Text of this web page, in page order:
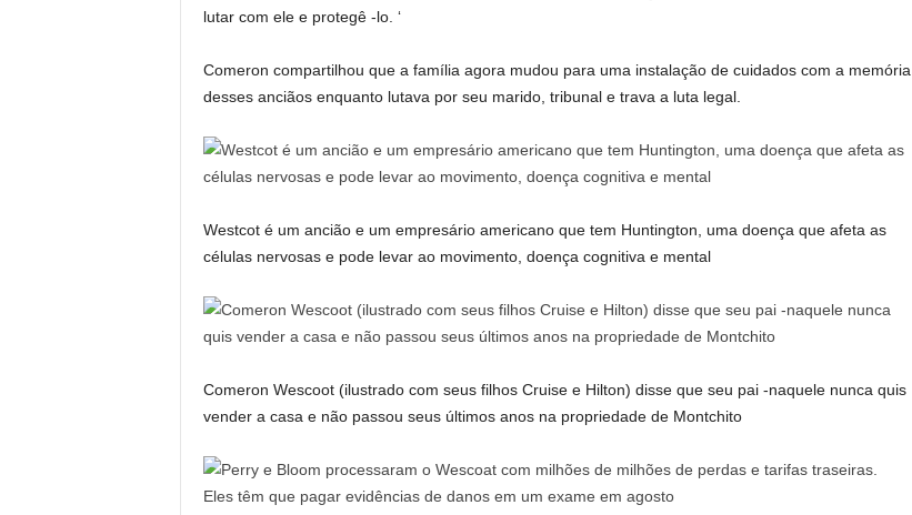
lutar com ele e protegê -lo. ‘
Comeron compartilhou que a família agora mudou para uma instalação de cuidados com a memória
desses anciãos enquanto lutava por seu marido, tribunal e trava a luta legal.
Westcot é um ancião e um empresário americano que tem Huntington, uma doença que afeta as
células nervosas e pode levar ao movimento, doença cognitiva e mental
Comeron Wescoot (ilustrado com seus filhos Cruise e Hilton) disse que seu pai -naquele nunca quis
vender a casa e não passou seus últimos anos na propriedade de Montchito